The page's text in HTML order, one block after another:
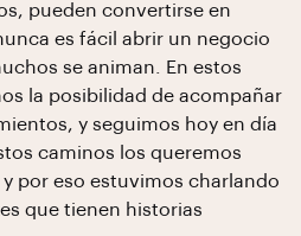
pueden convertirse en
es fácil abrir un negocio
se animan. En estos
la posibilidad de acompañar
y seguimos hoy en día
caminos los queremos
por eso estuvimos charlando
que tienen historias